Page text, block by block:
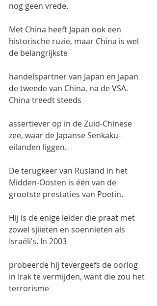
nog geen vrede.
Met China heeft Japan ook een
historische ruzie, maar China is wel
de belangrijkste
handelspartner van Japan en Japan
de tweede van China, na de VSA.
China treedt steeds
assertiever op in de Zuid-Chinese
zee, waar de Japanse Senkaku-
eilanden liggen.
De terugkeer van Rusland in het
Midden-Oosten is één van de
grootste prestaties van Poetin.
Hij is de enige leider die praat met
zowel sjiieten en soennieten als
Israëli’s. In 2003
probeerde hij tevergeefs de oorlog
in Irak te vermijden, want die zou het
terrorisme